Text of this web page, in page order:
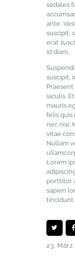
sodales
ante.
suscipit,
erat
id diam.
suscipit,
iaculis.
mauris
felis quis
nec nisi.
vitae
Nullam
Lorem
porttitor
sapien
tincidunt
23. März